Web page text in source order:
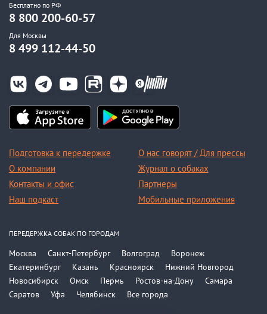
Бесплатно по РФ
8 800 200-60-57
Для Москвы
8 499 112-44-50
Подготовка к передержке
О компании
Контакты и офис
Наш подкаст
О нас говорят / Для прессы
Журнал о собаках
Партнеры
Мобильные приложения
ПЕРЕДЕРЖКА СОБАК ПО ГОРОДАМ
Москва Санкт-Петербург Волгоград
Воронеж
Екатеринбург
Казань Красноярск
Нижний Новгород
Новосибирск
Омск Пермь Ростов-на-Дону
Самара
Саратов
Уфа Челябинск Все города